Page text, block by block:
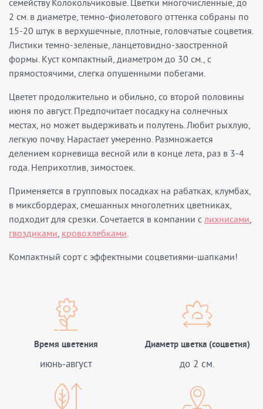
семейству Колокольчиковые. Цветки многочисленные, до
2 см. в диаметре, темно-фиолетового оттенка собраны по
15-20 штук в верхушечные, плотные, головчатые соцветия.
Листики темно-зеленые, ланцетовидно-заостренной
формы. Куст компактный, диаметром до 30 см., с
прямостоячими, слегка опушенными побегами.
Цветет продолжительно и обильно, со второй половины
июня по август. Предпочитает посадку на солнечных
местах, но может выдерживать и полутень. Любит рыхлую,
легкую почву. Нарастает умеренно. Размножается
делением корневища весной или в конце лета, раз в 3-4
года. Неприхотлив, зимостоек.
Применяется в групповых посадках на рабатках, клумбах,
в миксбордерах, смешанных многолетних цветниках,
подходит для срезки. Сочетается в компании с лихнисами,
гвоздиками, кровохлебками.
Компактный сорт с эффектными соцветиями-шапками!
Время цветения
июнь-август
Диаметр цветка (соцветия)
до 2 см.